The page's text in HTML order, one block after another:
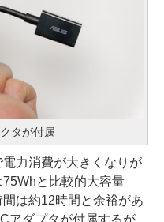
タが付属
力消費が大きくなりが
と比較的大容量
は約12時間と余裕があ